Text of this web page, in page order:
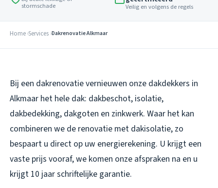
stormschade Veilig en volgens de regels
Home Services Dakrenovatie Alkmaar
Bij een dakrenovatie vernieuwen onze dakdekkers in
Alkmaar het hele dak: dakbeschot, isolatie,
dakbedekking, dakgoten en zinkwerk. Waar het kan
combineren we de renovatie met dakisolatie, zo
bespaart u direct op uw energierekening. U krijgt een
vaste prijs vooraf, we komen onze afspraken na en u
krijgt 10 jaar schriftelijke garantie.